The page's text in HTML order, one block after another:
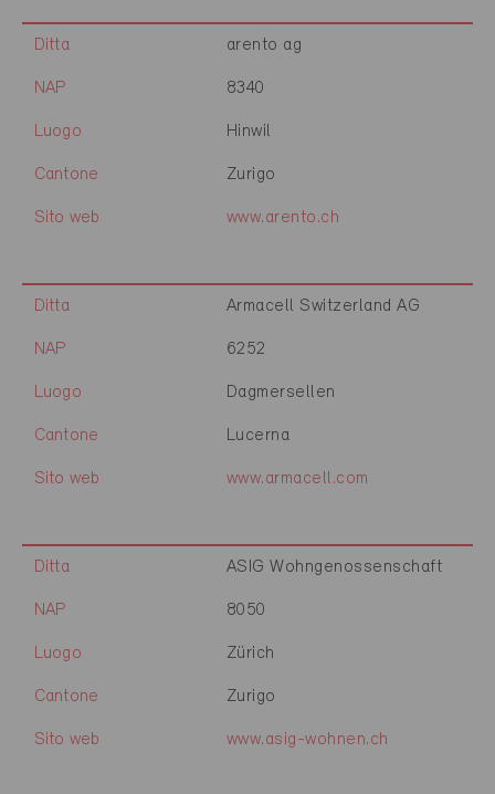
Ditta arento ag
NAP 8340
Luogo Hinwil
Cantone Zurigo
Sito web www.arento.ch
Ditta Armacell Switzerland AG
NAP 6252
Luogo Dagmersellen
Cantone Lucerna
Sito web www.armacell.com
Ditta ASIG Wohngenossenschaft
NAP 8050
Luogo Zürich
Cantone Zurigo
Sito web www.asig-wohnen.ch